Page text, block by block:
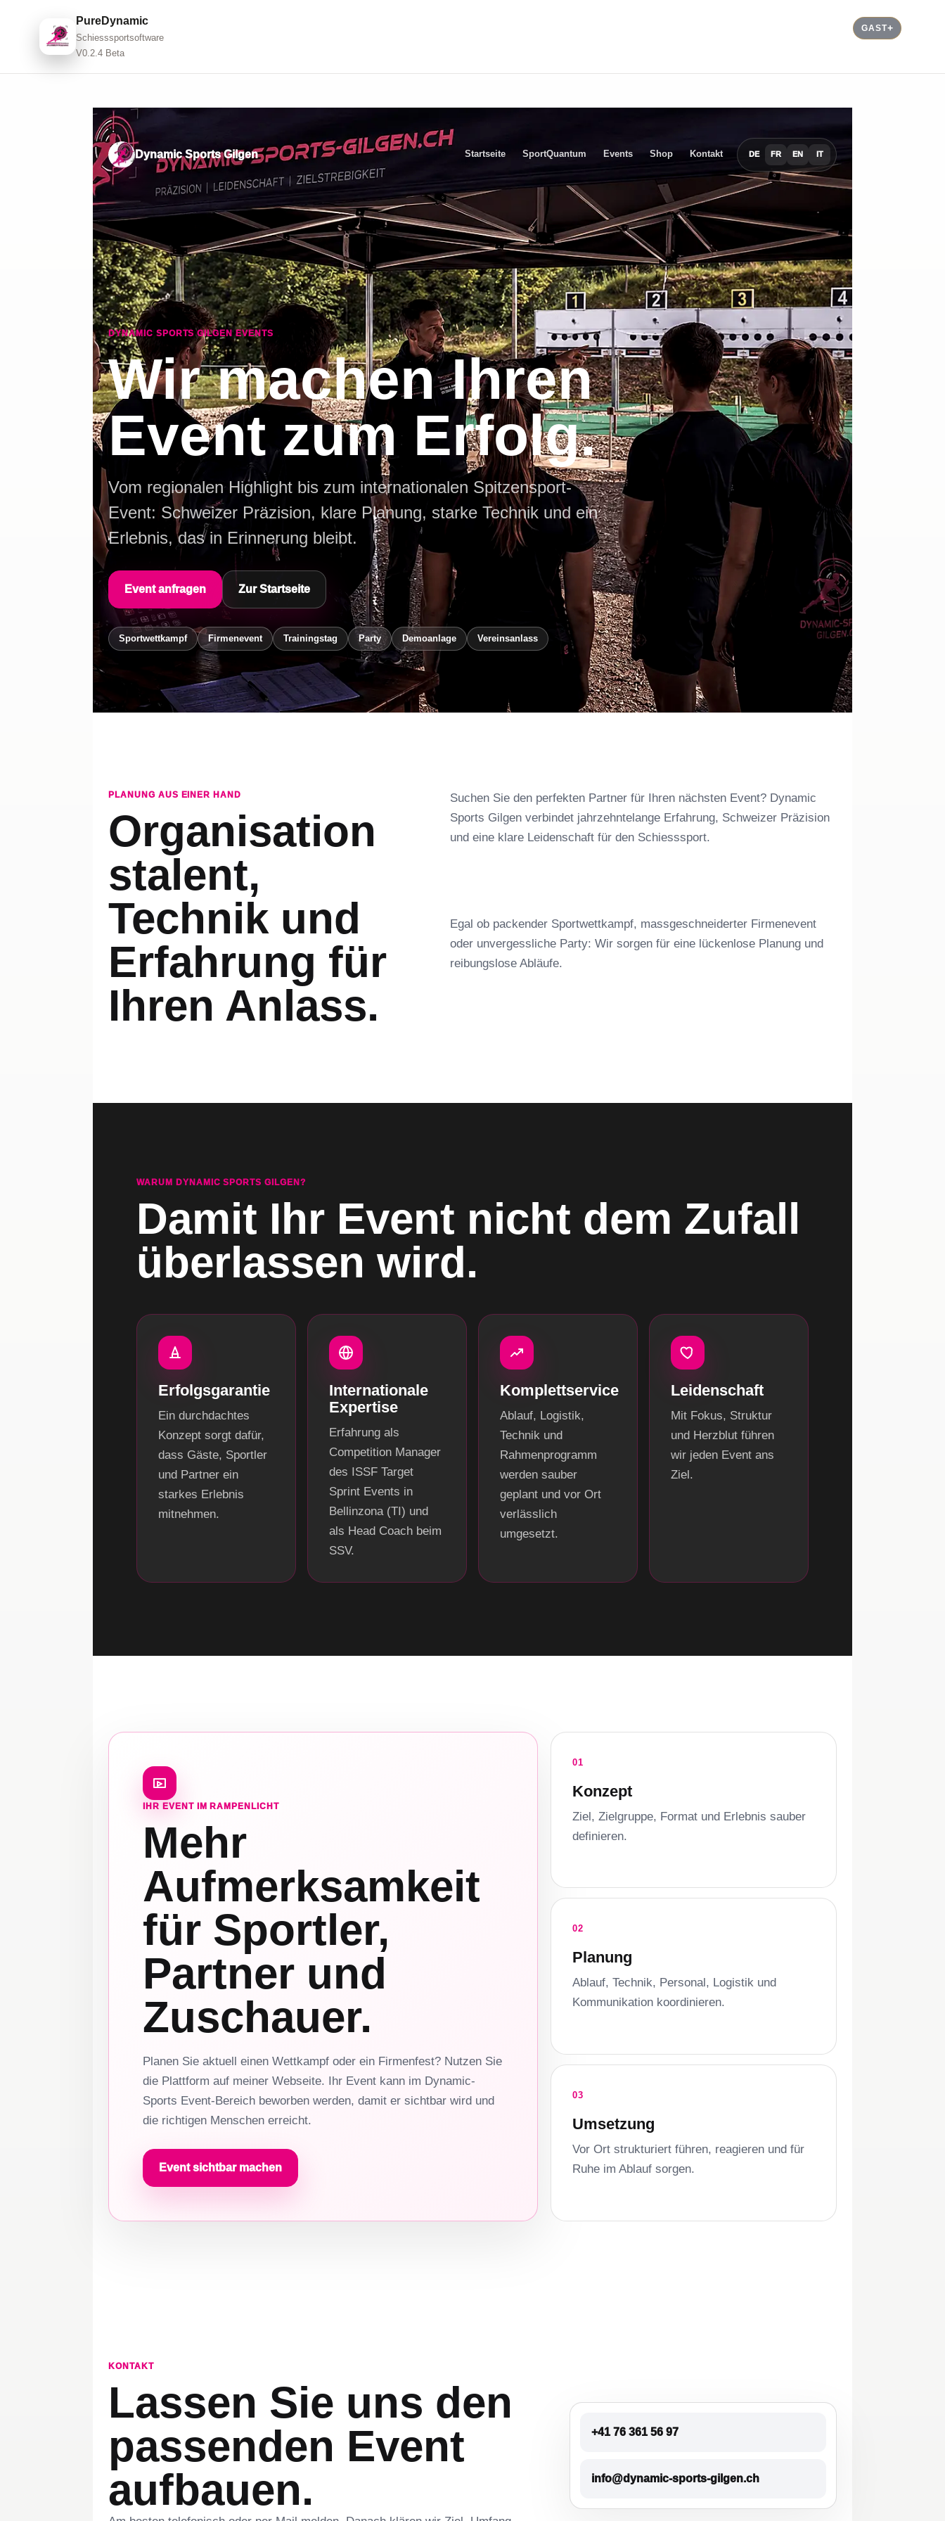
PureDynamic
Schiesssportsoftware
V0.2.4 Beta
GAST
Dynamic Sports Gilgen Startseite SportQuantum Events Shop Kontakt DE FR EN IT
DYNAMIC SPORTS GILGEN EVENTS
Wir machen Ihren
Event zum Erfolg.
Vom regionalen Highlight bis zum internationalen Spitzensport-
Event: Schweizer Präzision, klare Planung, starke Technik und ein
Erlebnis, das in Erinnerung bleibt.
Event anfragen Zur Startseite
Sportwettkampf Firmenevent Trainingstag Party Demoanlage Vereinsanlass
PLANUNG AUS EINER HAND
Organisation
stalent,
Technik und
Erfahrung für
Ihren Anlass.
Suchen Sie den perfekten Partner für Ihren nächsten Event? Dynamic
Sports Gilgen verbindet jahrzehntelange Erfahrung, Schweizer Präzision
und eine klare Leidenschaft für den Schiesssport.
Egal ob packender Sportwettkampf, massgeschneiderter Firmenevent
oder unvergessliche Party: Wir sorgen für eine lückenlose Planung und
reibungslose Abläufe.
WARUM DYNAMIC SPORTS GILGEN?
Damit Ihr Event nicht dem Zufall
überlassen wird.
Erfolgsgarantie
Ein durchdachtes
Konzept sorgt dafür,
dass Gäste, Sportler
und Partner ein
starkes Erlebnis
mitnehmen.
Internationale
Expertise
Erfahrung als
Competition Manager
des ISSF Target
Sprint Events in
Bellinzona (TI) und
als Head Coach beim
SSV.
Komplettservice
Ablauf, Logistik,
Technik und
Rahmenprogramm
werden sauber
geplant und vor Ort
verlässlich
umgesetzt.
Leidenschaft
Mit Fokus, Struktur
und Herzblut führen
wir jeden Event ans
Ziel.
IHR EVENT IM RAMPENLICHT
Mehr
Aufmerksamkeit
für Sportler,
Partner und
Zuschauer.
Planen Sie aktuell einen Wettkampf oder ein Firmenfest? Nutzen Sie
die Plattform auf meiner Webseite. Ihr Event kann im Dynamic-
Sports Event-Bereich beworben werden, damit er sichtbar wird und
die richtigen Menschen erreicht.
Event sichtbar machen
01
Konzept
Ziel, Zielgruppe, Format und Erlebnis sauber
definieren.
02
Planung
Ablauf, Technik, Personal, Logistik und
Kommunikation koordinieren.
03
Umsetzung
Vor Ort strukturiert führen, reagieren und für
Ruhe im Ablauf sorgen.
KONTAKT
Lassen Sie uns den
passenden Event
aufbauen.
+41 76 361 56 97
info@dynamic-sports-gilgen.ch